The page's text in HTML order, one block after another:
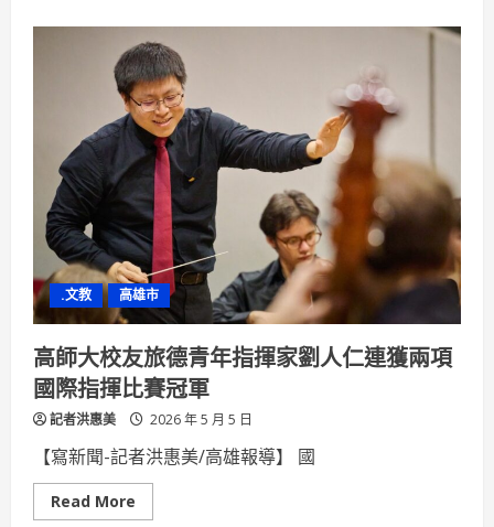
翰
品
酒
店
推
端
午
美
粽
禮
袋
搶
攻
企
業
送
禮
與
家
庭
採
購
市
場
.文教 高雄市
高師大校友旅德青年指揮家劉人仁連獲兩項
國際指揮比賽冠軍
記者洪惠美 2026 年 5 月 5 日
【寫新聞-記者洪惠美/高雄報導】 國
Read More
more